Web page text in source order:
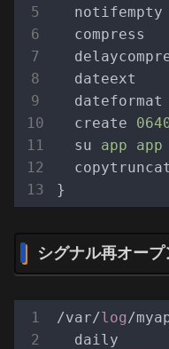
notifempty
compress
dateext
dateformat
create
su
app app
}
シグナル再オープ
/var/log /
  daily